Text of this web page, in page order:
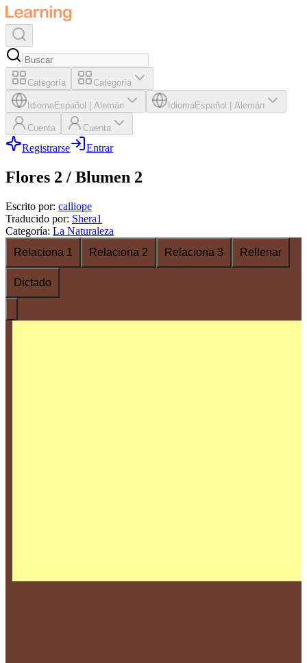
Categoría Categoría
IdiomaEspañol Alemán IdiomaEspañol Alemán
Cuenta Cuenta
Registrarse Entrar
Flores 2 / Blumen 2
Escrito por: calliope
Traducido por: Shera1
Categoría: La Naturaleza
Relaciona 1
Relaciona 2 Relaciona 3 Rellenar
Dictado